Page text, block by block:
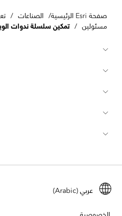
صفحة Esri الرئيسية / الصناعات /
مسئولين / تمكين سلسلة ندوات
نظرة عامة على ArcGIS
تقنية المطور "Developer"
مجتمع Esri
بحث واختبار المستخدم
شبكة المحترفين الشباب من Esri
أحداث
ما هي GIS؟
ArcUser
ArcNews
نبذة عن Esri
الوظائف
ArcGIS لاستخدام الطالب
عربي (Arabic)